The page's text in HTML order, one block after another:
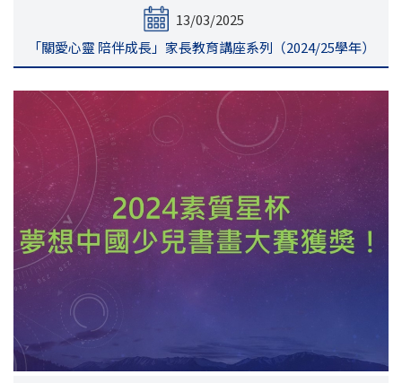
13/03/2025
「關愛心靈 陪伴成長」家長教育講座系列（2024/25學年）